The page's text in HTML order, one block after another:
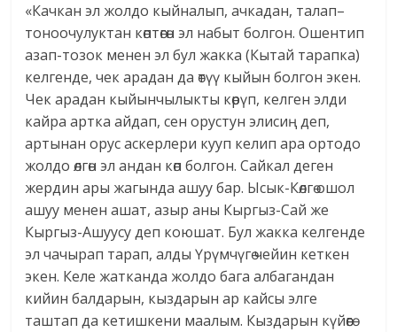
«Качкан эл жолдо кыйналып, ачкадан, талап–
тоноочулуктан көптөгөн эл набыт болгон. Ошентип
азап-тозок менен эл бул жакка (Кытай тарапка)
келгенде, чек арадан да өтүү кыйын болгон экен.
Чек арадан кыйынчылыкты көрүп, келген элди
кайра артка айдап, сен орустун элисиң деп,
артынан орус аскерлери кууп келип ара ортодо
жолдо өлгөн эл андан көп болгон. Сайкал деген
жердин ары жагында ашуу бар. Ысык-Көлгө ошол
ашуу менен ашат, азыр аны Кыргыз-Сай же
Кыргыз-Ашуусу деп коюшат. Бул жакка келгенде
эл чачырап тарап, алды Үрүмчүгө чейин кеткен
экен. Келе жатканда жолдо бага албагандан
кийин балдарын, кыздарын ар кайсы элге
таштап да кетишкени маалым. Кыздарын күйөөгө